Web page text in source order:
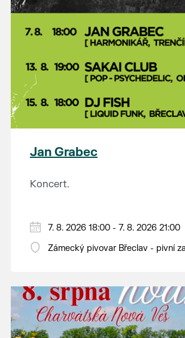
Jan Grabec
Koncert.
7. 8. 2026 18:00 - 7. 8. 2026 21:00
Zámecký pivovar Břeclav - pivní